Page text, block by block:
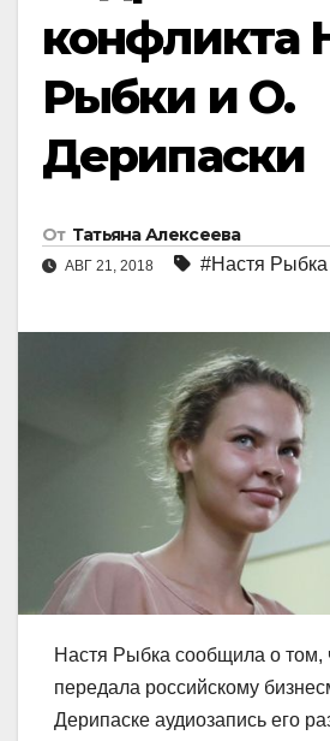
конфликта
Рыбки и О.
Дерипаски
От Татьяна Алексеева
АВГ 21, 2018 #Настя Рыбка
Настя Рыбка сообщила о том,
передала российскому
Дерипаске аудиозапись его